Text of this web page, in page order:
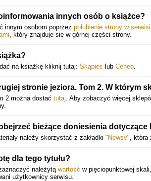
innych osób o książce?
innym osobom poprzez polubienie strony w
, który znajduje się w górnej części strony.
na książkę kliknij tutaj: Skąpiec lub Ceneo.
stronie jeziora. Tom 2. W którym
2 można dostać tutaj. Aby zobaczyć więcej
bieżące doniesienia
należy skorzystać z zakładki " Newsy", która
dla tego tytułu?
należytą wartość w pięciopunktowej
użytkownicy serwisu.